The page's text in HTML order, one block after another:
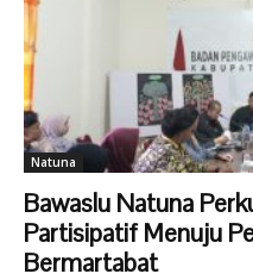
Natuna
Bawaslu Natuna
Partisipatif Menuju
Bermartabat